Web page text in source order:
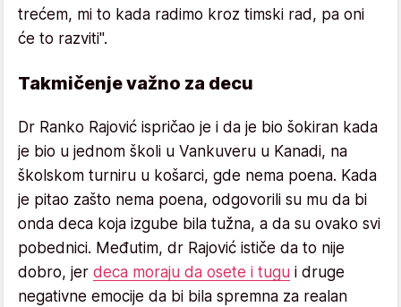
trećem, mi to kada radimo kroz timski rad, pa oni
će to razviti".
Takmičenje važno za decu
Dr Ranko Rajović ispričao je i da je bio šokiran kada
je bio u jednom školi u Vankuveru u Kanadi, na
školskom turniru u košarci, gde nema poena. Kada
je pitao zašto nema poena, odgovorili su mu da bi
onda deca koja izgube bila tužna, a da su ovako svi
pobednici. Međutim, dr Rajović ističe da to nije
dobro, jer deca moraju da osete i tugu i druge
negativne emocije da bi bila spremna za realan